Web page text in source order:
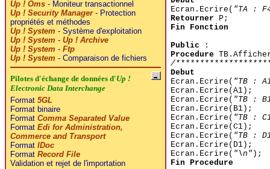
Up ! Oms- Moniteur transactionnel
Up ! Security Manager- Protection
propriétés et méthodes
Up ! System - Système d'exploitation
Up ! System - Up ! Archive
Up ! System - Ftp
Up ! System - Comparaison de fichiers
Pilotes d'échange de données d'Up !
Electronic Data Interchange
Format 5GL
Format binaire
Format Comma Separated Value
Format Edi for Administration,
Commerce and Transport
Format IDoc
Format Record File
Validation et rejet de l'importation
Ecran.Ecrire( "TA :
Retourner P;
Fin Fonction
Public :
Procedure
/
Debut
Ecran.Ecrire( "TB :
Ecran.Ecrire(A1);
Ecran.Ecrire( "TB :
Ecran.Ecrire(B1);
Ecran.Ecrire( "TB :
Ecran.Ecrire(C1);
Ecran.Ecrire( "TB :
Ecran.Ecrire(D1);
Ecran.Ecrire( "\n" );
Fin Procedure